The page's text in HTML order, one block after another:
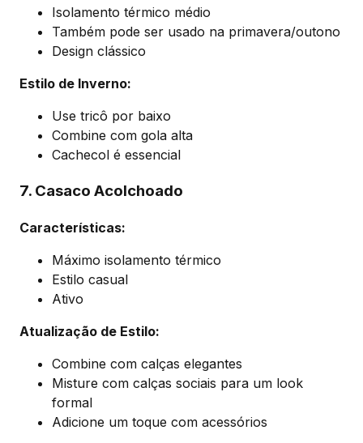
Isolamento térmico médio
Também pode ser usado na primavera/outono
Design clássico
Estilo de Inverno:
Use tricô por baixo
Combine com gola alta
Cachecol é essencial
7. Casaco Acolchoado
Características:
Máximo isolamento térmico
Estilo casual
Ativo
Atualização de Estilo:
Combine com calças elegantes
Misture com calças sociais para um look
formal
Adicione um toque com acessórios